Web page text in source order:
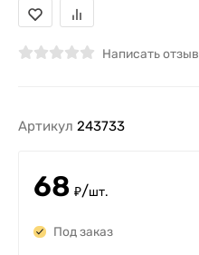
Написать отзыв
Артикул 243733
68 ₽/шт.
Под заказ